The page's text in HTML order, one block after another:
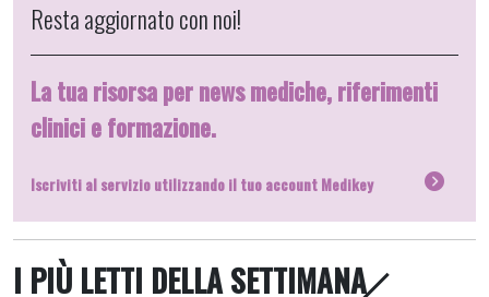
Resta aggiornato con noi!
La tua risorsa per news mediche, riferimenti
clinici e formazione.
Iscriviti al servizio utilizzando il tuo account Medikey
I PIÙ LETTI DELLA SETTIMANA